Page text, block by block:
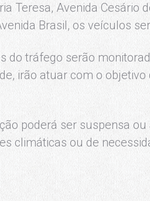
Teresa, Avenida Cesário
Brasil, os veículos
do tráfego serão
irão atuar com o
poderá ser suspensa
climáticas ou de